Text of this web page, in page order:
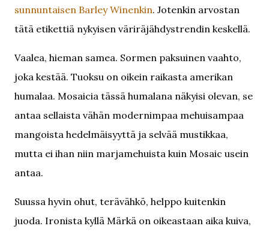
sunnuntaisen Barley Winenkin. Jotenkin arvostan
tätä etikettiä nykyisen väriräjähdystrendin keskellä.
Vaalea, hieman samea. Sormen paksuinen vaahto,
joka kestää. Tuoksu on oikein raikasta amerikan
humalaa. Mosaicia tässä humalana näkyisi olevan, se
antaa sellaista vähän modernimpaa mehuisampaa
mangoista hedelmäisyyttä ja selvää mustikkaa,
mutta ei ihan niin marjamehuista kuin Mosaic usein
antaa.
Suussa hyvin ohut, terävähkö, helppo kuitenkin
juoda. Ironista kyllä Märkä on oikeastaan aika kuiva,